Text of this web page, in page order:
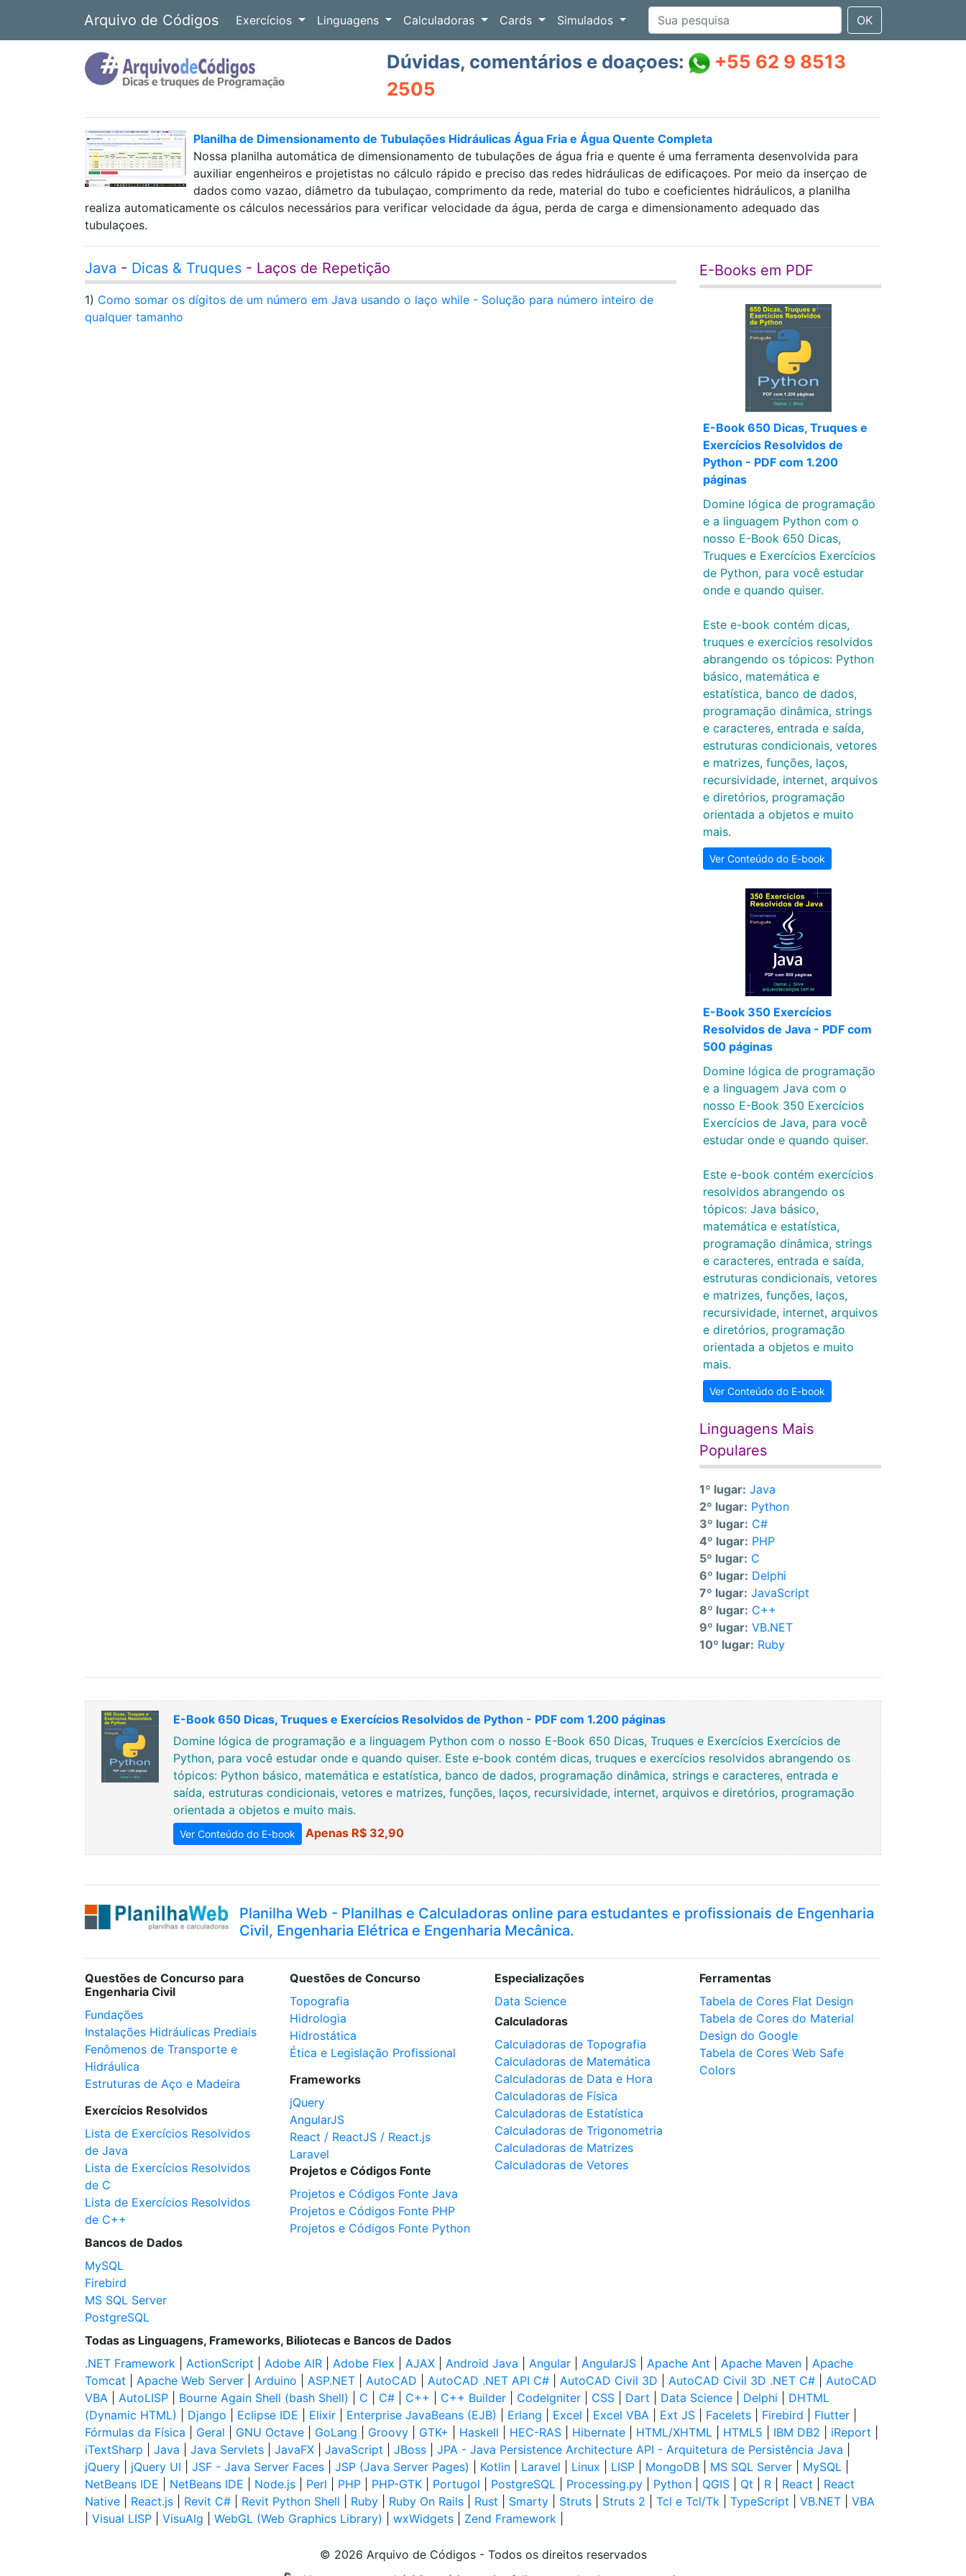
Arquivo de Códigos Exercícios Linguagens Calculadoras Cards Simulados OK
Dúvidas, comentários e doaçoes:
+55 62 9 8513
2505
Planilha de Dimensionamento de Tubulações Hidráulicas Água Fria e Água Quente Completa
Nossa planilha automática de dimensionamento de tubulações de água fria e quente é uma ferramenta desenvolvida para
auxiliar engenheiros e projetistas no cálculo rápido e preciso das redes hidráulicas de edificaçoes. Por meio da inserçao de
dados como vazao, diâmetro da tubulaçao, comprimento da rede, material do tubo e coeficientes hidráulicos, a planilha
realiza automaticamente os cálculos necessários para verificar velocidade da água, perda de carga e dimensionamento adequado das
tubulaçoes.
Java - Dicas & Truques - Laços de Repetição
1) Como somar os dígitos de um número em Java usando o laço while - Solução para número inteiro de
qualquer tamanho
E-Books em PDF
E-Book 650 Dicas, Truques e
Exercícios Resolvidos de
Python - PDF com 1.200
páginas
Domine lógica de programação
e a linguagem Python com o
nosso E-Book 650 Dicas,
Truques e Exercícios Exercícios
de Python, para você estudar
onde e quando quiser.
Este e-book contém dicas,
truques e exercícios resolvidos
abrangendo os tópicos: Python
básico, matemática e
estatística, banco de dados,
programação dinâmica, strings
e caracteres, entrada e saída,
estruturas condicionais, vetores
e matrizes, funções, laços,
recursividade, internet, arquivos
e diretórios, programação
orientada a objetos e muito
mais.
Ver Conteúdo do E-book
E-Book 350 Exercícios
Resolvidos de Java - PDF com
500 páginas
Domine lógica de programação
e a linguagem Java com o
nosso E-Book 350 Exercícios
Exercícios de Java, para você
estudar onde e quando quiser.
Este e-book contém exercícios
resolvidos abrangendo os
tópicos: Java básico,
matemática e estatística,
programação dinâmica, strings
e caracteres, entrada e saída,
estruturas condicionais, vetores
e matrizes, funções, laços,
recursividade, internet, arquivos
e diretórios, programação
orientada a objetos e muito
mais.
Ver Conteúdo do E-book
Linguagens Mais
Populares
1º lugar: Java
2º lugar: Python
3º lugar: C#
4º lugar: PHP
5º lugar: C
6º lugar: Delphi
7º lugar: JavaScript
8º lugar: C++
9º lugar: VB.NET
10º lugar: Ruby
E-Book 650 Dicas, Truques e Exercícios Resolvidos de Python - PDF com 1.200 páginas
Domine lógica de programação e a linguagem Python com o nosso E-Book 650 Dicas, Truques e Exercícios Exercícios de
Python, para você estudar onde e quando quiser. Este e-book contém dicas, truques e exercícios resolvidos abrangendo os
tópicos: Python básico, matemática e estatística, banco de dados, programação dinâmica, strings e caracteres, entrada e
saída, estruturas condicionais, vetores e matrizes, funções, laços, recursividade, internet, arquivos e diretórios, programação
orientada a objetos e muito mais.
Ver Conteúdo do E-book Apenas R$ 32,90
Planilha Web - Planilhas e Calculadoras online para estudantes e profissionais de Engenharia
Civil, Engenharia Elétrica e Engenharia Mecânica.
Questões de Concurso para
Engenharia Civil
Fundações
Instalações Hidráulicas Prediais
Fenômenos de Transporte e
Hidráulica
Estruturas de Aço e Madeira
Exercícios Resolvidos
Lista de Exercícios Resolvidos
de Java
Lista de Exercícios Resolvidos
de C
Lista de Exercícios Resolvidos
de C++
Bancos de Dados
MySQL
Firebird
MS SQL Server
PostgreSQL
Questões de Concurso
Topografia
Hidrologia
Hidrostática
Ética e Legislação Profissional
Frameworks
jQuery
AngularJS
React / ReactJS / React.js
Laravel
Projetos e Códigos Fonte
Projetos e Códigos Fonte Java
Projetos e Códigos Fonte PHP
Projetos e Códigos Fonte Python
Especializações
Data Science
Calculadoras
Calculadoras de Topografia
Calculadoras de Matemática
Calculadoras de Data e Hora
Calculadoras de Física
Calculadoras de Estatística
Calculadoras de Trigonometria
Calculadoras de Matrizes
Calculadoras de Vetores
Ferramentas
Tabela de Cores Flat Design
Tabela de Cores do Material
Design do Google
Tabela de Cores Web Safe
Colors
Todas as Linguagens, Frameworks, Biliotecas e Bancos de Dados
.NET Framework
ActionScript Adobe AIR Adobe Flex AJAX Android Java Angular AngularJS Apache Ant Apache Maven
Apache
Tomcat
Apache Web Server Arduino ASP.NET AutoCAD AutoCAD .NET API C# AutoCAD Civil 3D AutoCAD Civil 3D .NET C#
AutoCAD
VBA
AutoLISP Bourne Again Shell (bash Shell) C C# C++ C++ Builder CodeIgniter CSS Dart Data Science Delphi
DHTML
(Dynamic HTML)
Django Eclipse IDE Elixir Enterprise JavaBeans (EJB) Erlang Excel Excel VBA Ext JS Facelets Firebird Flutter
Fórmulas da Física
Geral GNU Octave GoLang Groovy GTK+ Haskell HEC-RAS Hibernate HTML/XHTML HTML5 IBM DB2 iReport
iTextSharp
Java Java Servlets JavaFX JavaScript JBoss JPA - Java Persistence Architecture API - Arquitetura de Persistência Java
jQuery
jQuery UI JSF - Java Server Faces JSP (Java Server Pages) Kotlin Laravel Linux LISP MongoDB MS SQL Server MySQL
NetBeans IDE
NetBeans IDE Node.js Perl PHP PHP-GTK Portugol PostgreSQL Processing.py Python QGIS Qt R React
React
Native
React.js Revit C# Revit Python Shell Ruby Ruby On Rails Rust Smarty Struts Struts 2 Tcl e Tcl/Tk TypeScript VB.NET
VBA
Visual LISP VisuAlg WebGL (Web Graphics Library) wxWidgets Zend Framework
© 2026 Arquivo de Códigos - Todos os direitos reservados